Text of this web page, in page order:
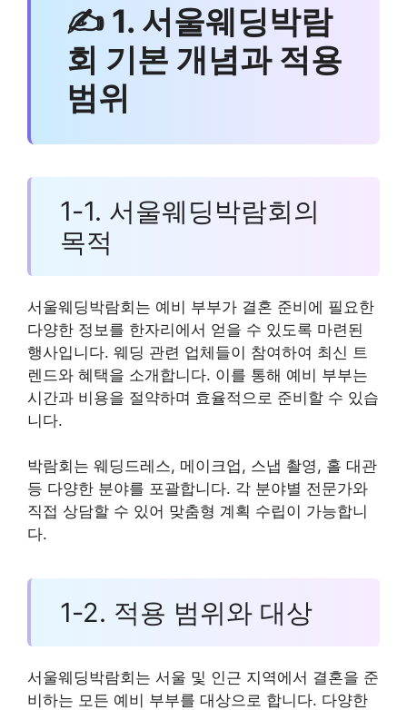
✍ 1. 서울웨딩박람
회 기본 개념과 적용
범위
1-1. 서울웨딩박람회의
목적
서울웨딩박람회는 예비 부부가 결혼 준비에 필요한
다양한 정보를 한자리에서 얻을 수 있도록 마련된
행사입니다. 웨딩 관련 업체들이 참여하여 최신 트
렌드와 혜택을 소개합니다. 이를 통해 예비 부부는
시간과 비용을 절약하며 효율적으로 준비할 수 있습
니다.
박람회는 웨딩드레스, 메이크업, 스냅 촬영, 홀 대관
등 다양한 분야를 포괄합니다. 각 분야별 전문가와
직접 상담할 수 있어 맞춤형 계획 수립이 가능합니
다.
1-2. 적용 범위와 대상
서울웨딩박람회는 서울 및 인근 지역에서 결혼을 준
비하는 모든 예비 부부를 대상으로 합니다. 다양한